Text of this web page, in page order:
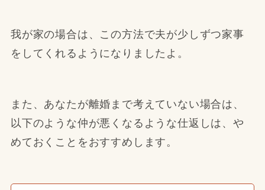
我が家の場合は、この方法で夫が少しずつ家事
をしてくれるようになりましたよ。
また、あなたが離婚まで考えていない場合は、
以下のような仲が悪くなるような仕返しは、や
めておくことをおすすめします。